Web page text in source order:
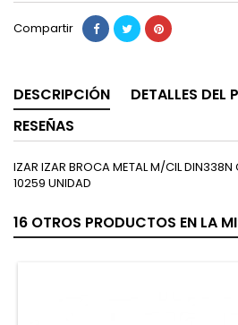
Compartir
DESCRIPCIÓN
DETALLES DEL
RESEÑAS
IZAR IZAR BROCA METAL M/CIL DIN338N
10259 UNIDAD
16 OTROS PRODUCTOS EN LA